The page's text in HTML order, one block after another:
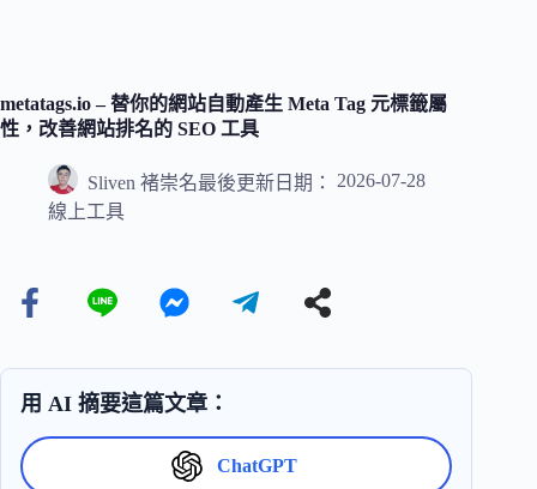
metatags.io – 替你的網站自動產生 Meta Tag 元標籤屬
性，改善網站排名的 SEO 工具
Sliven 褚崇名最後更新日期：
2026-07-28
線上工具
用 AI 摘要這篇文章：
ChatGPT